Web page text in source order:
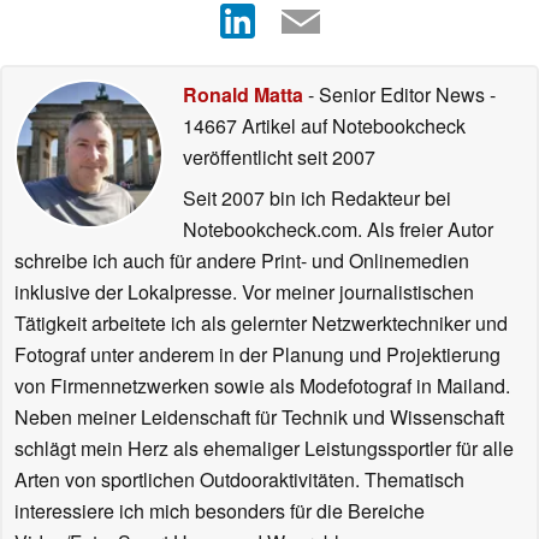
Ronald Matta- Senior Editor News-
14667 Artikel auf Notebookcheck
veröffentlichtseit 2007
Seit 2007 bin ich Redakteur bei
Notebookcheck.com. Als freier Autor
schreibe ich auch für andere Print- und Onlinemedien
inklusive der Lokalpresse. Vor meiner journalistischen
Tätigkeit arbeitete ich als gelernter Netzwerktechniker und
Fotograf unter anderem in der Planung und Projektierung
von Firmennetzwerken sowie als Modefotograf in Mailand.
Neben meiner Leidenschaft für Technik und Wissenschaft
schlägt mein Herz als ehemaliger Leistungssportler für alle
Arten von sportlichen Outdooraktivitäten. Thematisch
interessiere ich mich besonders für die Bereiche